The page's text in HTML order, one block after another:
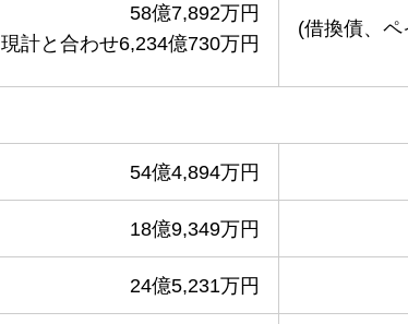
58億7,892万円
現計と合わせ6,234億730万円
(借換債、ペ
54億4,894万円
18億9,349万円
24億5,231万円